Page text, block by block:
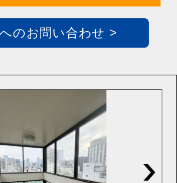
のお問い合わせ >